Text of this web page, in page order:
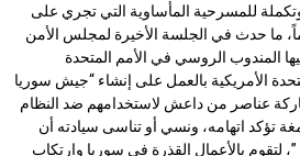
للمسرحية المأساوية التي تجري على
ما حدث في الجلسة الأخيرة لمجلس الأمن
المندوب الروسي في الأمم المتحدة
الأمريكية بالعمل على إنشاء “جيش سوريا
عناصر من داعش لاستخدامهم ضد النظام
تؤكد اتهامه، ونسي أو تناسى سيادته أن
لتقوم بالأعمال القذرة في سوريا وارتكاب